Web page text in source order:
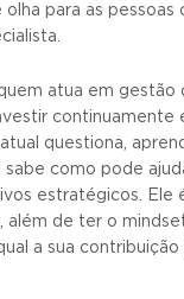
olha para as pessoas
atua em
continuamente
questiona,
como pode
estratégicos. Ele é
além de ter o
a sua contribuição